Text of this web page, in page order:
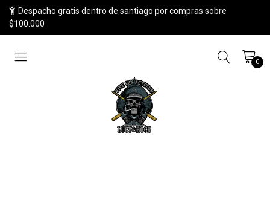
Despacho gratis dentro de santiago por compras sobre
$100.000
0